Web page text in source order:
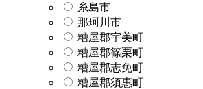
糸島市
那珂川市
糟屋郡宇美町
糟屋郡篠栗町
糟屋郡志免町
糟屋郡須惠町